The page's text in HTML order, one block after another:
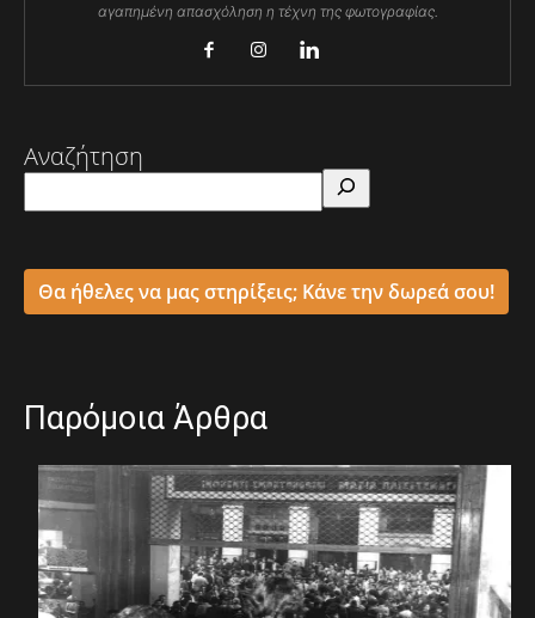
αγαπημένη απασχόληση η τέχνη της φωτογραφίας.
Αναζήτηση
Θα ήθελες να μας στηρίξεις; Κάνε την δωρεά σου!
Παρόμοια Άρθρα